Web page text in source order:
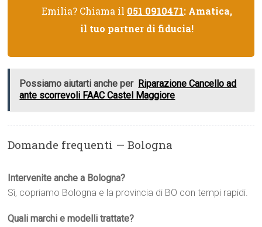
Emilia? Chiama il 051 0910471: Amatica,
il tuo partner di fiducia!
Possiamo aiutarti anche per Riparazione Cancello ad
ante scorrevoli FAAC Castel Maggiore
Domande frequenti — Bologna
Intervenite anche a Bologna?
Sì, copriamo Bologna e la provincia di BO con tempi rapidi.
Quali marchi e modelli trattate?